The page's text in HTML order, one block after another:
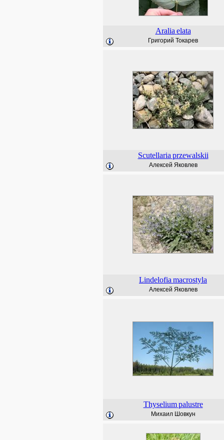
Aralia elata
Григорий Токарев
Scutellaria przewalskii
Алексей Яковлев
Lindelofia macrostyla
Алексей Яковлев
Thyselium palustre
Михаил Шовкун